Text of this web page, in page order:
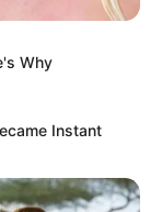
Why
Instant